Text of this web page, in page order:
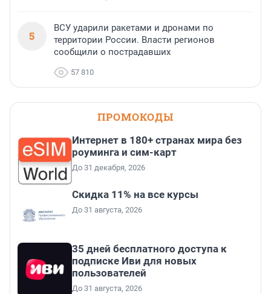
5
ВСУ ударили ракетами и дронами по
территории России. Власти регионов
сообщили о пострадавших
57 810
ПРОМОКОДЫ
Интернет в 180+ странах мира без
роуминга и сим-карт
До 31 декабря, 2026
Скидка 11% на все курсы
До 31 августа, 2026
35 дней бесплатного доступа к
подписке Иви для новых
пользователей
До 31 августа, 2026